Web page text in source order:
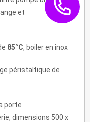
et
85°C, boiler en inox
péristaltique de
porte
dimensions 500 x